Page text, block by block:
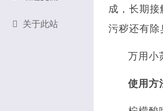
成，长期
污秽还有除
万用小
使用方
关于此站